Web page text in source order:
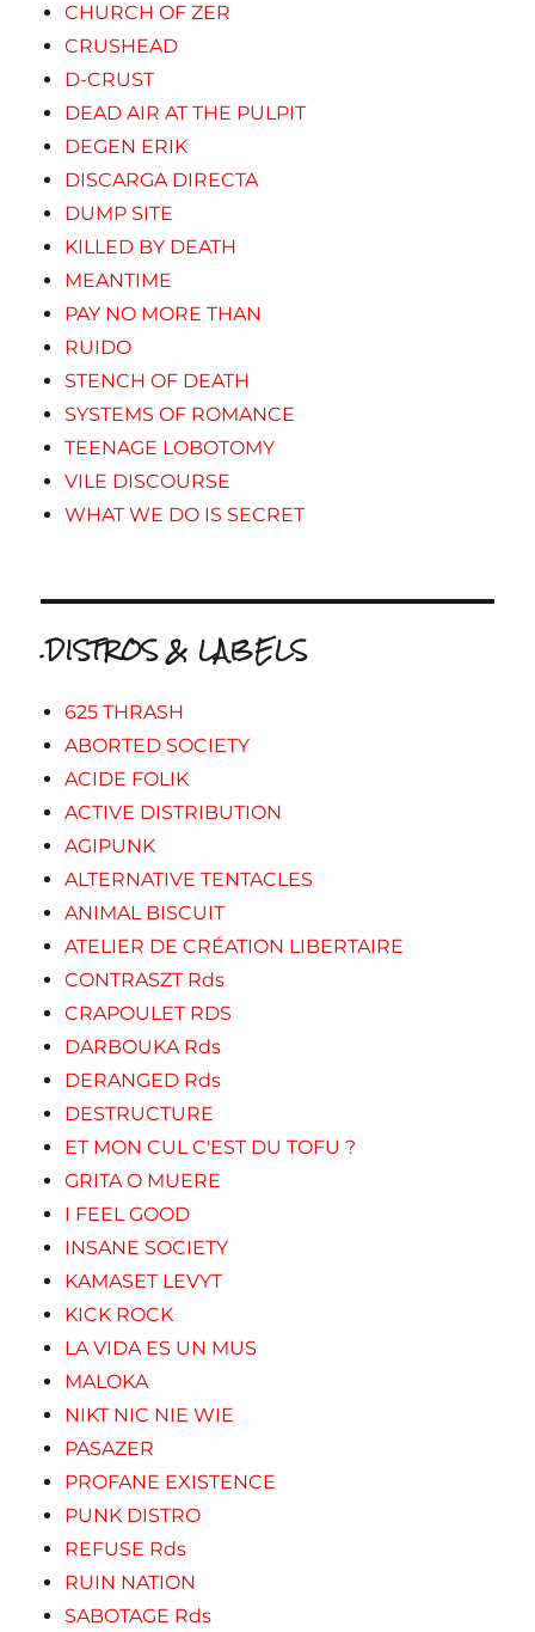
CHURCH OF ZER
CRUSHEAD
D-CRUST
DEAD AIR AT THE PULPIT
DEGEN ERIK
DISCARGA DIRECTA
DUMP SITE
KILLED BY DEATH
MEANTIME
PAY NO MORE THAN
RUIDO
STENCH OF DEATH
SYSTEMS OF ROMANCE
TEENAGE LOBOTOMY
VILE DISCOURSE
WHAT WE DO IS SECRET
.DISTROS & LABELS
625 THRASH
ABORTED SOCIETY
ACIDE FOLIK
ACTIVE DISTRIBUTION
AGIPUNK
ALTERNATIVE TENTACLES
ANIMAL BISCUIT
ATELIER DE CRÉATION LIBERTAIRE
CONTRASZT Rds
CRAPOULET RDS
DARBOUKA Rds
DERANGED Rds
DESTRUCTURE
ET MON CUL C'EST DU TOFU ?
GRITA O MUERE
I FEEL GOOD
INSANE SOCIETY
KAMASET LEVYT
KICK ROCK
LA VIDA ES UN MUS
MALOKA
NIKT NIC NIE WIE
PASAZER
PROFANE EXISTENCE
PUNK DISTRO
REFUSE Rds
RUIN NATION
SABOTAGE Rds